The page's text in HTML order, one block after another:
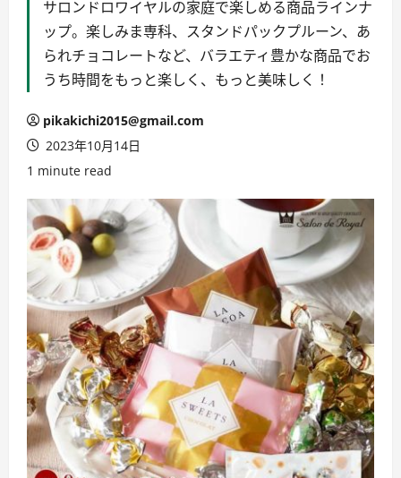
サロンドロワイヤルの家庭で楽しめる商品ラインナ
ップ。楽しみま専科、スタンドパックプルーン、あ
られチョコレートなど、バラエティ豊かな商品でお
うち時間をもっと楽しく、もっと美味しく！
pikakichi2015@gmail.com
2023年10月14日
1 minute read